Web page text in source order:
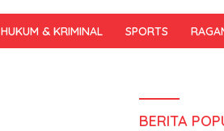
HUKUM & KRIMINAL SPORTS
BERITA